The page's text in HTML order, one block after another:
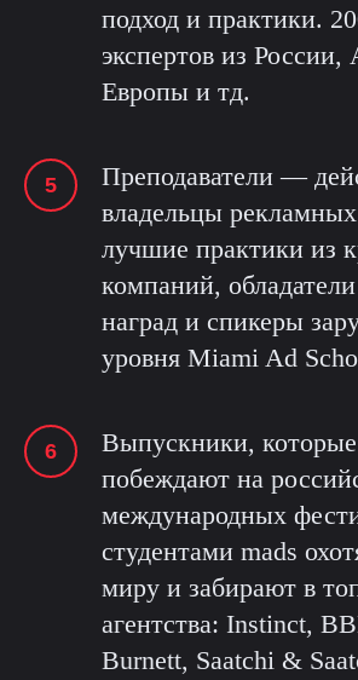
подход и практики.
экспертов из
Европы и тд.
Преподаватели —
владельцы рекламных
лучшие практики из
компаний,
наград и спикеры
уровня Miami Ad
Выпускники, которые
побеждают на
международных
студентами mads
миру и забирают в
агентства: Instinct,
Burnett, Saatchi &